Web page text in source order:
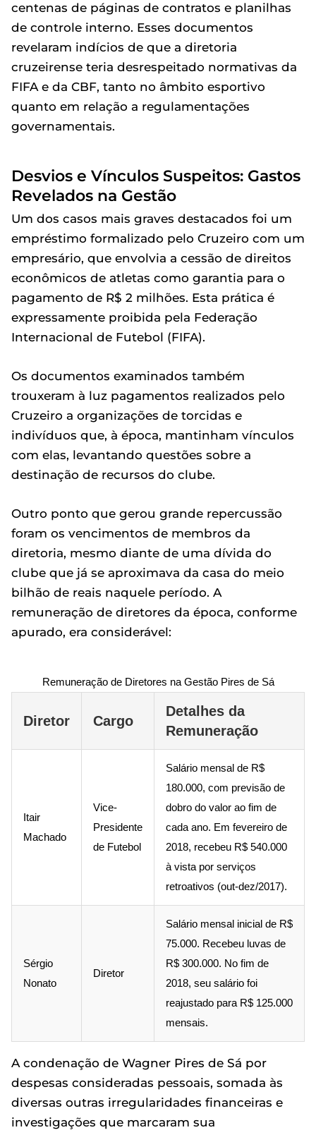
centenas de páginas de contratos e planilhas
de controle interno. Esses documentos
revelaram indícios de que a diretoria
cruzeirense teria desrespeitado normativas da
FIFA e da CBF, tanto no âmbito esportivo
quanto em relação a regulamentações
governamentais.
Desvios e Vínculos Suspeitos: Gastos
Revelados na Gestão
Um dos casos mais graves destacados foi um
empréstimo formalizado pelo Cruzeiro com um
empresário, que envolvia a cessão de direitos
econômicos de atletas como garantia para o
pagamento de R$ 2 milhões. Esta prática é
expressamente proibida pela Federação
Internacional de Futebol (FIFA).
Os documentos examinados também
trouxeram à luz pagamentos realizados pelo
Cruzeiro a organizações de torcidas e
indivíduos que, à época, mantinham vínculos
com elas, levantando questões sobre a
destinação de recursos do clube.
Outro ponto que gerou grande repercussão
foram os vencimentos de membros da
diretoria, mesmo diante de uma dívida do
clube que já se aproximava da casa do meio
bilhão de reais naquele período. A
remuneração de diretores da época, conforme
apurado, era considerável:
Remuneração de Diretores na Gestão Pires de Sá
Diretor Cargo
Detalhes da
Remuneração
Itair
Machado
Vice-
Presidente
de Futebol
Salário mensal de R$
180.000, com previsão de
dobro do valor ao fim de
cada ano. Em fevereiro de
2018, recebeu R$ 540.000
à vista por serviços
retroativos (out-dez/2017).
Sérgio
Nonato
Diretor
Salário mensal inicial de R$
75.000. Recebeu luvas de
R$ 300.000. No fim de
2018, seu salário foi
reajustado para R$ 125.000
mensais.
A condenação de Wagner Pires de Sá por
despesas consideradas pessoais, somada às
diversas outras irregularidades financeiras e
investigações que marcaram sua